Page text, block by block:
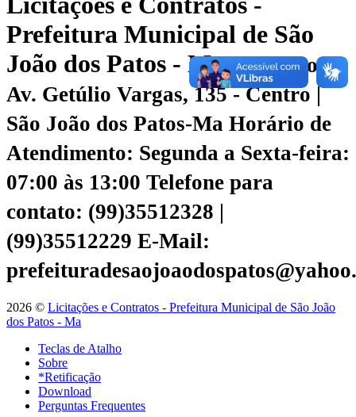
Prefeitura Municipal de São
João dos Patos - MaEndereço:
Av. Getúlio Vargas, 135 - Centro |
São João dos Patos-Ma Horário de
Atendimento: Segunda a Sexta-feira:
07:00 às 13:00 Telefone para
contato: (99)35512328 |
(99)35512229 E-Mail:
2026 © Licitações e Contratos - Prefeitura Municipal de São João
dos Patos - Ma
Teclas de Atalho
Sobre
*Retificação
Download
Perguntas Frequentes